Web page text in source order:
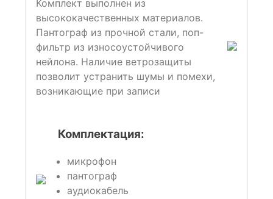
Комплект выполнен из
высококачественных материалов.
Пантограф из прочной стали, поп-
фильтр из износоустойчивого
нейлона. Наличие ветрозащиты
позволит устранить шумы и помехи,
возникающие при записи
Комплектация:
микрофон
пантограф
аудиокабель